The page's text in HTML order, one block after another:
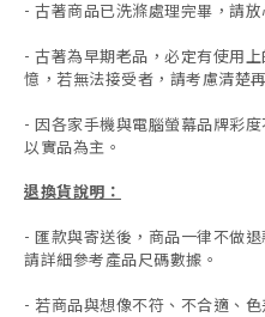
- 古著商品已洗滌處理完畢，請放
- 古著為早期老品，必定有使用
憶，若無法接受者，請考慮清楚
- 因各家手機與電腦螢幕品牌彩
以實品為主。
退換貨說明：
- 匯款與寄送後，商品一律不做
請詳細參考產品尺碼數據 。
- 若商品與想像不符、不合適、